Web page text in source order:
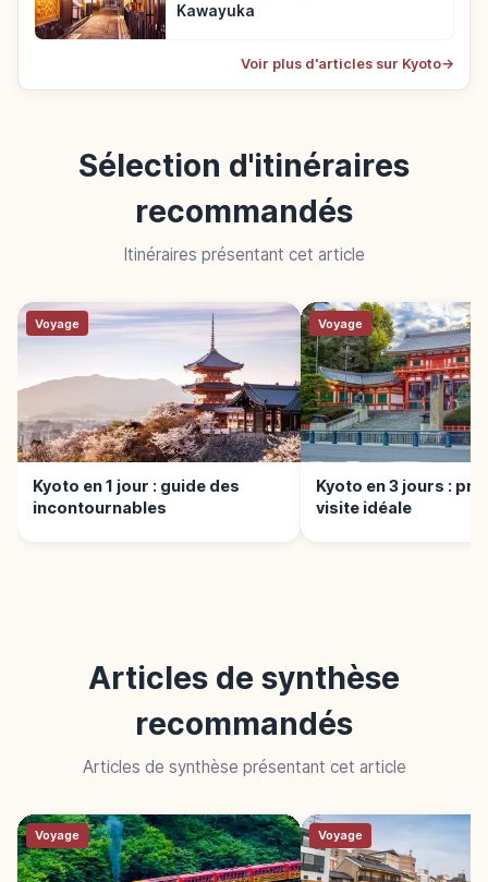
Kawayuka
Voir plus d'articles sur Kyoto→
Sélection d'itinéraires
recommandés
Itinéraires présentant cet article
Voyage
Kyoto en 1 jour : guide des
incontournables
Voyage
Kyoto en 3 jours :
visite idéale
Articles de synthèse
recommandés
Articles de synthèse présentant cet article
Voyage Voyage